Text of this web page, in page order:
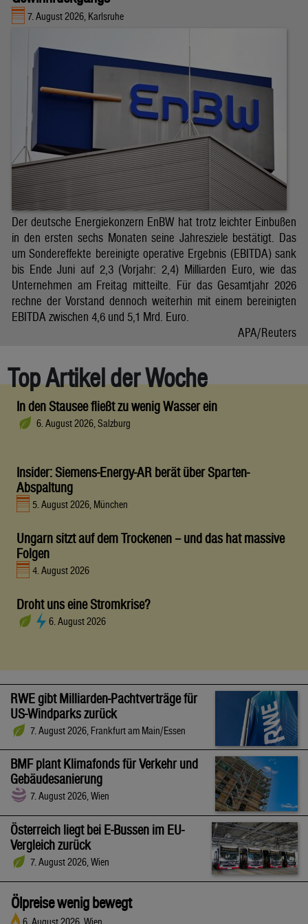
7. August 2026, Karlsruhe
Der deutsche Energiekonzern EnBW hat trotz leichter Einbußen
in den ersten sechs Monaten seine Jahresziele bestätigt. Das
um Sondereffekte bereinigte operative Ergebnis (EBITDA) sank
bis Ende Juni auf 2,3 (Vorjahr: 2,4) Milliarden Euro, wie das
Unternehmen am Freitag mitteilte. Für das Gesamtjahr 2026
rechne der Vorstand dennoch weiterhin mit einem bereinigten
EBITDA zwischen 4,6 und 5,1 Mrd. Euro.
APA/Reuters
Top Artikel der Woche
In den Stausee fließt zu wenig Wasser ein
6. August 2026, Salzburg
Insider: Siemens-Energy-AR berät über Sparten-
Abspaltung
5. August 2026, München
Ungarn sitzt auf dem Trockenen – und das hat massive
Folgen
4. August 2026
Droht uns eine Stromkrise?
6. August 2026
RWE gibt Milliarden-Pachtverträge für
US-Windparks zurück
7. August 2026, Frankfurt am Main/Essen
BMF plant Klimafonds für Verkehr und
Gebäudesanierung
7. August 2026, Wien
Österreich liegt bei E-Bussen im EU-
Vergleich zurück
7. August 2026, Wien
Ölpreise wenig bewegt